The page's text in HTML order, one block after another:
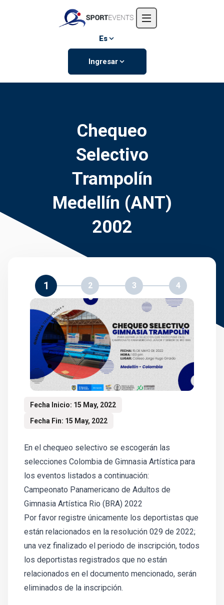
Eventos
Es
Ingresar
Chequeo
Selectivo
Trampolín
Medellín (ANT)
2002
1 2 3 4
Fecha Inicio: 15 May, 2022
Fecha Fin: 15 May, 2022
En el chequeo selectivo se escogerán las
selecciones Colombia de Gimnasia Artística para
los eventos listados a continuación:
Campeonato Panamericano de Adultos de
Gimnasia Artística Rio (BRA) 2022
Por favor registre únicamente los deportistas que
están relacionados en la resolución 029 de 2022;
una vez finalizado el periodo de inscripción, todos
los deportistas registrados que no están
relacionados en el documento mencionado, serán
eliminados de la inscripción.